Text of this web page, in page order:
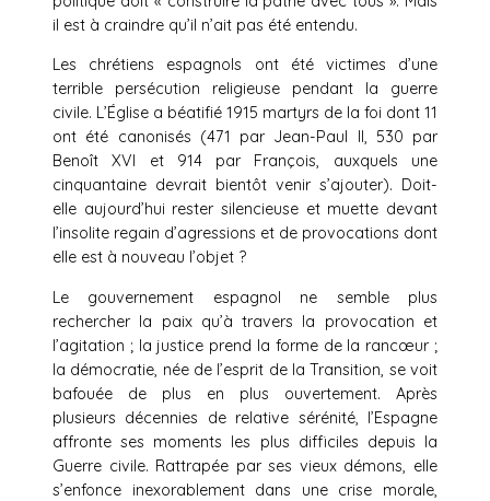
il est à craindre qu’il n’ait pas été entendu.
Les chrétiens espagnols ont été victimes d’une
terrible persécution religieuse pendant la guerre
civile. L’Église a béatifié 1915 martyrs de la foi dont 11
ont été canonisés (471 par Jean-Paul II, 530 par
Benoît XVI et 914 par François, auxquels une
cinquantaine devrait bientôt venir s’ajouter). Doit-
elle aujourd’hui rester silencieuse et muette devant
l’insolite regain d’agressions et de provocations dont
elle est à nouveau l’objet ?
Le gouvernement espagnol ne semble plus
rechercher la paix qu’à travers la provocation et
l’agitation ; la justice prend la forme de la rancœur ;
la démocratie, née de l’esprit de la Transition, se voit
bafouée de plus en plus ouvertement. Après
plusieurs décennies de relative sérénité, l’Espagne
affronte ses moments les plus difficiles depuis la
Guerre civile. Rattrapée par ses vieux démons, elle
s’enfonce inexorablement dans une crise morale,